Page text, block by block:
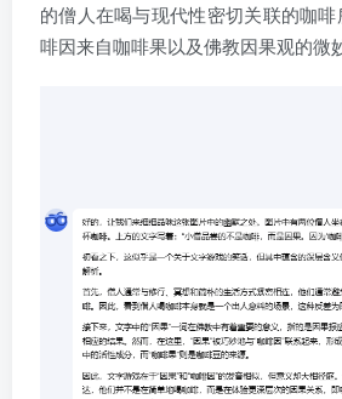
的僧人在喝与现代性密切关联的咖
啡因来自咖啡果以及佛教因果观的微